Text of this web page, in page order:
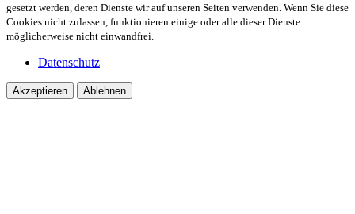
gesetzt werden, deren Dienste wir auf unseren Seiten verwenden. Wenn Sie diese
Cookies nicht zulassen, funktionieren einige oder alle dieser Dienste
möglicherweise nicht einwandfrei.
Datenschutz
Akzeptieren Ablehnen